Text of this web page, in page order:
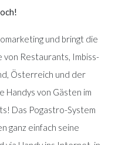
und bringt die
Restaurants, Imbiss-
Österreich und der
Handys von Gästen im
Das Pogastro-System
ganz einfach seine